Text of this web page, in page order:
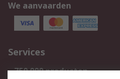
We aanvaarden
Services
750.000 producten